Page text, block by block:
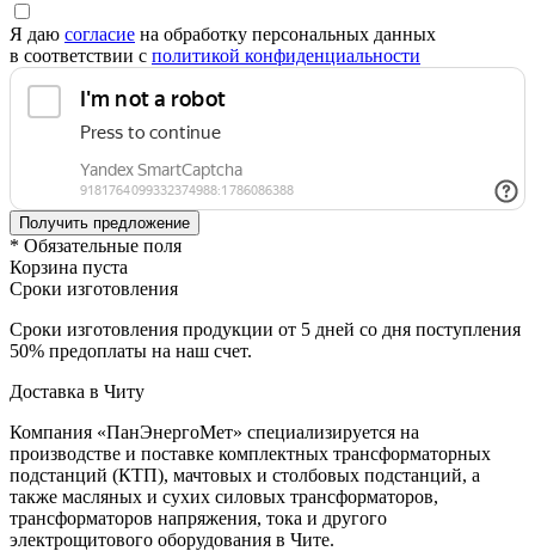
Я даю согласие на обработку персональных данных
в соответствии с политикой конфиденциальности
* Обязательные поля
Корзина пуста
Сроки изготовления
Сроки изготовления продукции от 5 дней со дня поступления
50% предоплаты на наш счет.
Доставка в Читу
Компания «ПанЭнергоМет» специализируется на
производстве и поставке комплектных трансформаторных
подстанций (КТП), мачтовых и столбовых подстанций, а
также масляных и сухих силовых трансформаторов,
трансформаторов напряжения, тока и другого
электрощитового оборудования в Чите.